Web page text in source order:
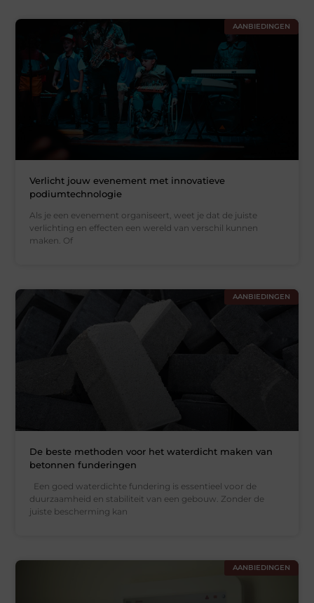
AANBIEDINGEN
Verlicht jouw evenement met innovatieve
podiumtechnologie
Als je een evenement organiseert, weet je dat de juiste
verlichting en effecten een wereld van verschil kunnen
maken. Of
AANBIEDINGEN
De beste methoden voor het waterdicht maken van
betonnen funderingen
Een goed waterdichte fundering is essentieel voor de
duurzaamheid en stabiliteit van een gebouw. Zonder de
juiste bescherming kan
AANBIEDINGEN